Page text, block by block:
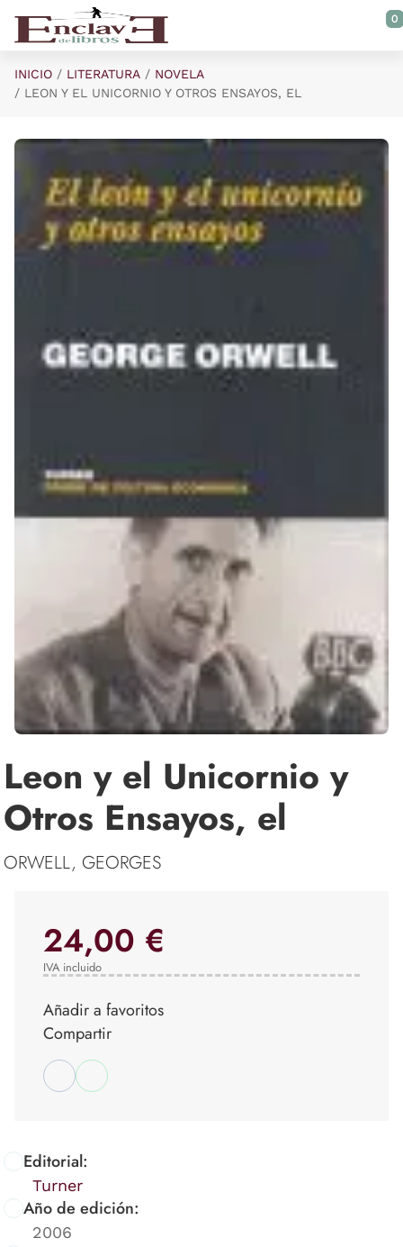
Saltar al contenido principal
0
INICIO LITERATURA
NOVELA
LEON Y EL UNICORNIO Y OTROS ENSAYOS, EL
Leon y el Unicornio y
Otros Ensayos, el
ORWELL, GEORGES
Editorial:
Turner
Año de edición:
2006
24,00 €
IVA incluido
Añadir a favoritos
Compartir